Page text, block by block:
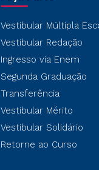
Vestibular Múltipla
Vestibular Redação
Ingresso via Enem
Segunda Graduação
Transferência
Vestibular Mérito
Vestibular Solidário
Retorne ao Curso